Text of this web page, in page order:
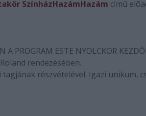
SzínházHazámHazám címû
PROGRAM ESTE NYOLCKOR
rendezésében.
részvételével. Igazi unikum,